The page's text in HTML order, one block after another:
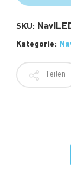
SKU:
Kategorie:
Teilen